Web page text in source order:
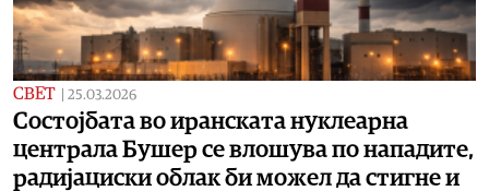
СВЕТ 25.03.2026
Состојбата во иранската нуклеарна
централа Бушер се влошува по нападите,
радијациски облак би можел да стигне и